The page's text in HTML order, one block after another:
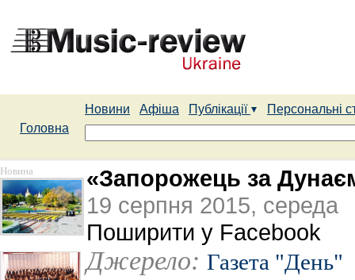
Новини Афіша Публікації
Персональні
Головна
Новина
«Запорожець за
19 серпня 2015, середа
Поширити у Facebook
Джерело: Газета "День"